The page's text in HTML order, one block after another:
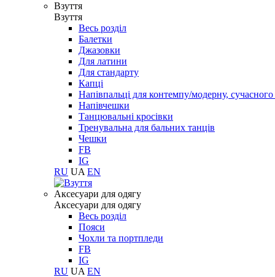
Взуття
Взуття
Весь розділ
Балетки
Джазовки
Для латини
Для стандарту
Капці
Напівпальці для контемпу/модерну,
Напівчешки
Танцювальні кросівки
Тренувальна для бальних танців
Чешки
FB
IG
RU UA EN
Aксесуари для одягу
Aксесуари для одягу
Весь розділ
Пояси
Чохли та портпледи
FB
IG
RU UA EN